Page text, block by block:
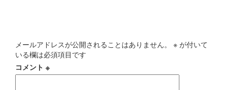
メールアドレスが公開されることはありません。 ※ が付いて
いる欄は必須項目です
コメント ※